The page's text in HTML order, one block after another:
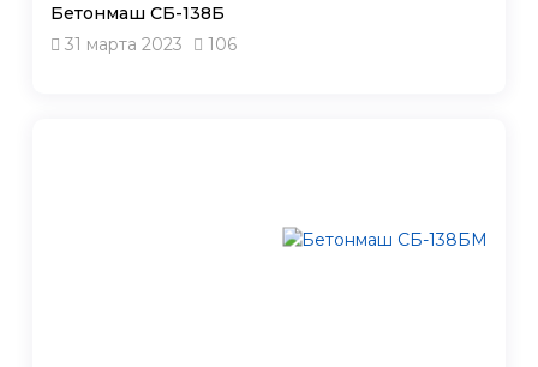
Бетонмаш СБ-138Б
31 марта 2023
106